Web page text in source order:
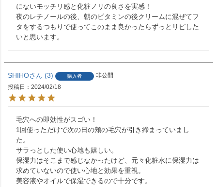
にないモッチリ感と化粧ノリの良さを実感！
夜のレチノールの後、朝のビタミンの後クリームに混ぜてフ
タをするつもりで使ってこのまま良かったらずっとリピした
いと思います。
SHIHO 3 購入者
非公開
投稿日
2024/02/18
毛穴への即効性がスゴい！
1回使っただけで次の日の頬の毛穴が引き締まっていまし
た。
サラっとした使い心地も嬉しい。
保湿力はそこまで感じなかったけど、元々化粧水に保湿力は
求めていないので使い心地と効果を重視。
美容液やオイルで保湿できるので十分です。